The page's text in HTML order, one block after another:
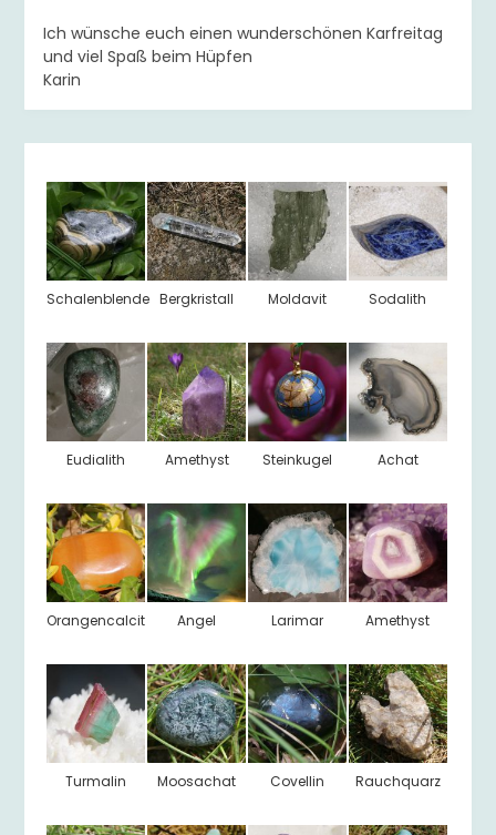
Ich wünsche euch einen wunderschönen Karfreitag
und viel Spaß beim Hüpfen
Karin
Schalenblende Bergkristall Moldavit Sodalith
Eudialith Amethyst Steinkugel Achat
Orangencalcit Angel Larimar Amethyst
Turmalin Moosachat Covellin Rauchquarz